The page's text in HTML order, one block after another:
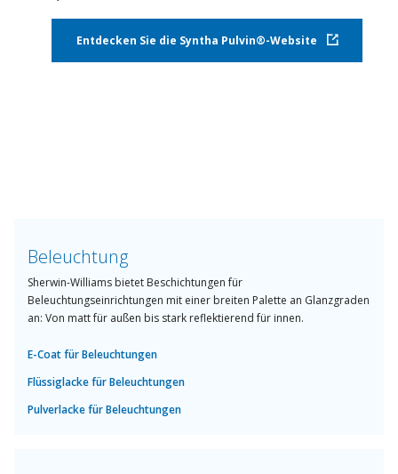
Entdecken Sie die Syntha Pulvin®-Website
Beleuchtung
Sherwin-Williams bietet Beschichtungen für
Beleuchtungseinrichtungen mit einer breiten Palette an Glanzgraden
an: Von matt für außen bis stark reflektierend für innen.
E-Coat für Beleuchtungen
Flüssiglacke für Beleuchtungen
Pulverlacke für Beleuchtungen